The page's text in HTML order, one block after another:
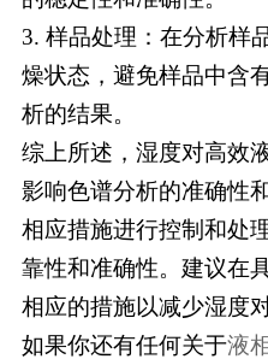
3. 样品处理：在分析样
燥状态，避免样品中含
析的结果。
综上所述，湿度对高效
影响色谱分析的准确性
相应措施进行控制和处
靠性和准确性。建议在
相应的措施以减少湿度
如果你还有任何关于液